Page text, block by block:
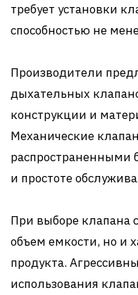
требует установки
способностью не
Производители
дыхательных
конструкции и
Механические
распространенными
и простоте
При выборе клапана
объем емкости, но и
продукта.
использования